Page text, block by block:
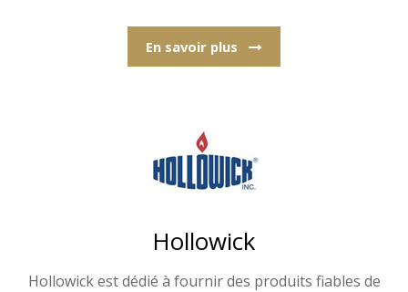
En savoir plus
Hollowick
Hollowick est dédié à fournir des produits fiables de